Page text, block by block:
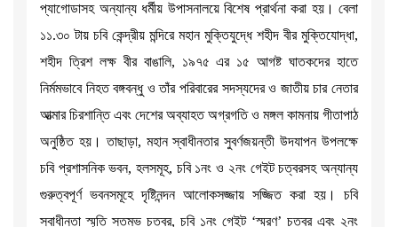
প্যাগোডাসহ অন্যান্য ধর্মীয় উপাসনালয়ে বিশেষ প্রার্থনা করা হয়। বেলা
১১.৩০ টায় চবি কেন্দ্রীয় মন্দিরে মহান মুক্তিযুদ্ধে শহীদ বীর মুক্তিযোদ্ধা,
শহীদ ত্রিশ লক্ষ বীর বাঙালি, ১৯৭৫ এর ১৫ আগষ্ট ঘাতকদের হাতে
নির্মমভাবে নিহত বঙ্গবন্ধু ও তাঁর পরিবারের সদস্যদের ও জাতীয় চার নেতার
আত্মার চিরশান্তি এবং দেশের অব্যাহত অগ্রগতি ও মঙ্গল কামনায় গীতাপাঠ
অনুষ্ঠিত হয়। তাছাড়া, মহান স্বাধীনতার সুবর্ণজয়ন্তী উদযাপন উপলক্ষে
চবি প্রশাসনিক ভবন, হলসমূহ, চবি ১নং ও ২নং গেইট চত্বরসহ অন্যান্য
গুরুত্বপূর্ণ ভবনসমূহে দৃষ্টিনন্দন আলোকসজ্জায় সজ্জিত করা হয়। চবি
স্বাধীনতা স্মৃতি স্তম্ভ চত্বর, চবি ১নং গেইট ‘স্মরণ’ চত্বর এবং ২নং